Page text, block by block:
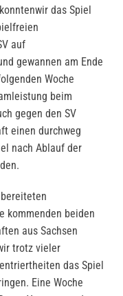
das Spiel
auf
gewannen am Ende
Woche
beim
gegen den SV
einen durchweg
nach Ablauf der
kommenden beiden
aus Sachsen
trotz vieler
das Spiel
Eine Woche